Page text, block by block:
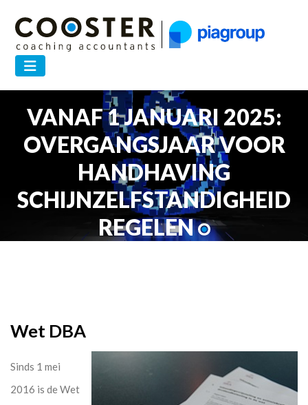
VANAF 1 JANUARI 2025:
OVERGANGSJAAR VOOR
HANDHAVING
SCHIJNZELFSTANDIGHEID
REGELEN
Wet DBA
Sinds 1 mei
2016 is de Wet